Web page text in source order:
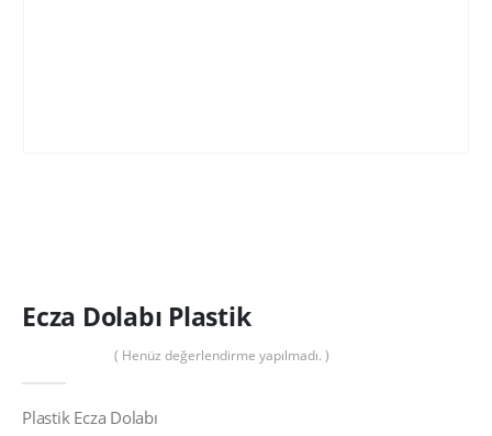
Ecza Dolabı Plastik
( Henüz değerlendirme yapılmadı. )
Plastik Ecza Dolabı